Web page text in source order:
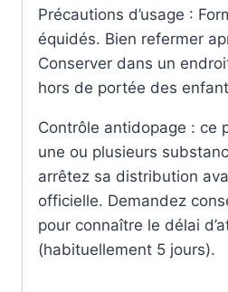
Précautions d’usage :
équidés. Bien refermer
Conserver dans un
hors de portée des
Contrôle antidopage : ce
une ou plusieurs
arrêtez sa distribution
officielle. Demandez
pour connaître le délai
(habituellement 5 jours).